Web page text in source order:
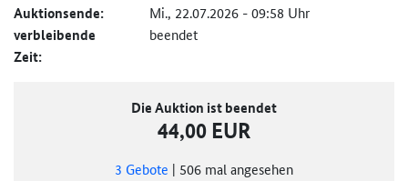
Auktionsende: Mi., 22.07.2026 - 09:58 Uhr
verbleibende
Zeit:
beendet
Die Auktion ist beendet
44,00 EUR
3 Gebote | 506 mal angesehen